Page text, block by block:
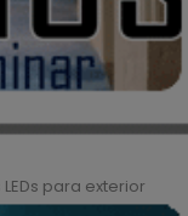
para exterior